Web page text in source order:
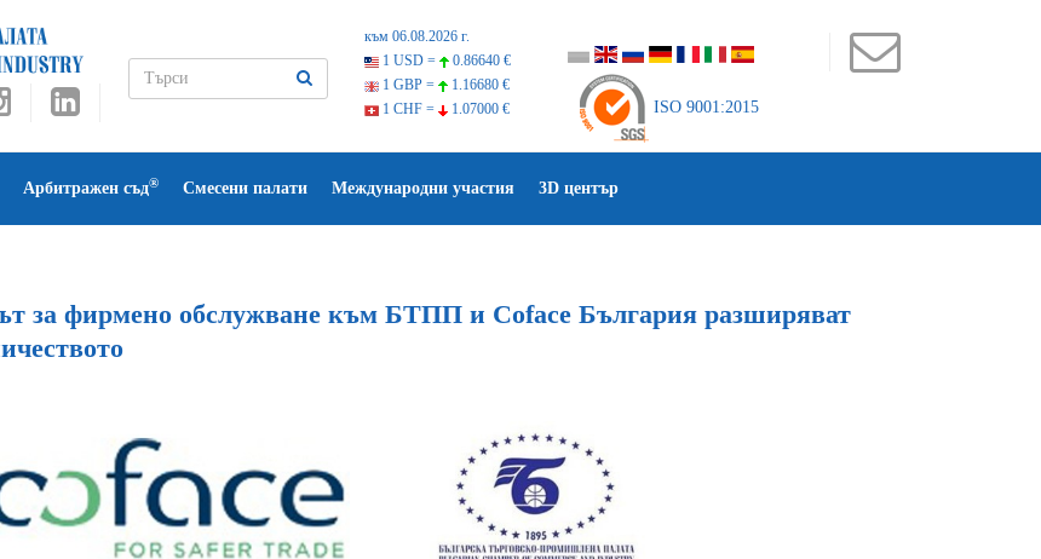
към 06.08.2026 г.
1 USD =
0.86640 €
1 GBP =
1.16680 €
1 CHF =
1.07000 € ISO 9001:2015
Арбитражен съд® Смесени палати Международни участия 3D център
за фирмено обслужване към БТПП и Coface България разширяват